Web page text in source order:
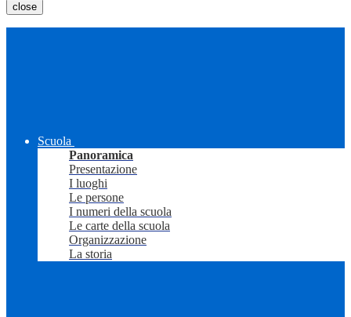
close
Scuola
Panoramica
Presentazione
I luoghi
Le persone
I numeri della scuola
Le carte della scuola
Organizzazione
La storia